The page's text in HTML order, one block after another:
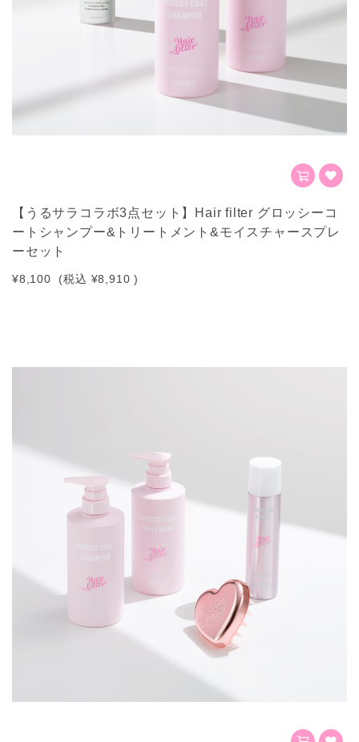
【うるサラコラボ3点セット】Hair filter グロッシーコ
ートシャンプー&トリートメント&モイスチャースプレ
ーセット
¥8,100 (税込 ¥8,910 )